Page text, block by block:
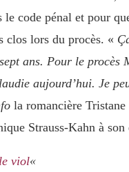
code pénal et pour
clos lors du procès. «
ans. Pour le procès
aujourd’hui. Je
la romancière
Strauss-Kahn à son
viol«